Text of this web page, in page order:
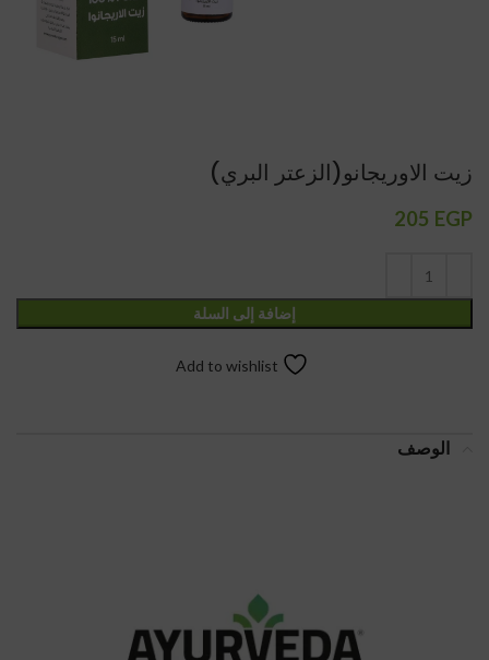
زيت الاوريجانو(الزعتر البري)
205 EGP
إضافة إلى السلة
Add to wishlist
الوصف